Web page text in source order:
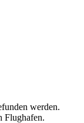
werden.
Flughafen.